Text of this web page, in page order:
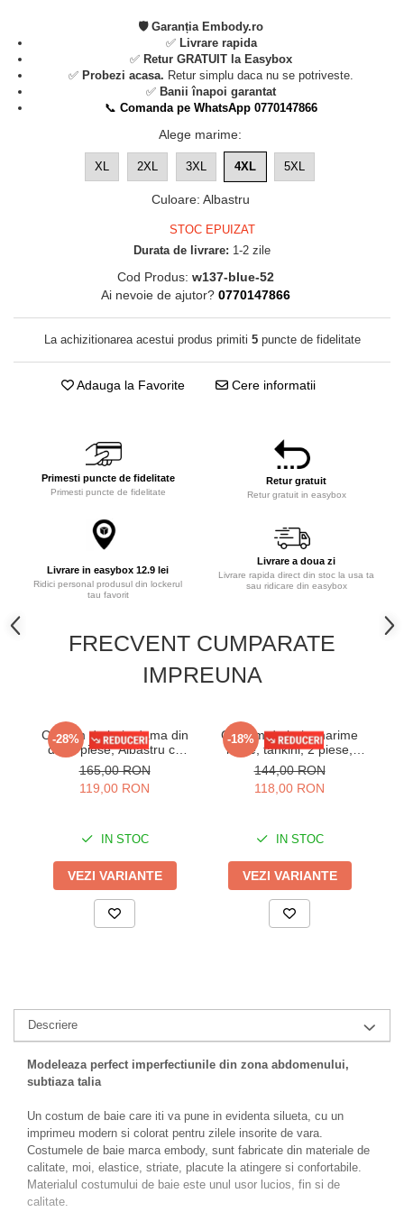
🛡️ Garanția Embody.ro
✅ Livrare rapida
✅ Retur GRATUIT la Easybox
✅ Probezi acasa. Retur simplu daca nu se potriveste.
✅ Banii înapoi garantat
📞 Comanda pe WhatsApp 0770147866
Alege marime:
XL 2XL 3XL 4XL 5XL
Culoare: Albastru
STOC EPUIZAT
Durata de livrare: 1-2 zile
Cod Produs: w137-blue-52
Ai nevoie de ajutor? 0770147866
La achizitionarea acestui produs primiti 5puncte de fidelitate
Adauga la Favorite Cere informatii
Primesti puncte de fidelitate
Primesti puncte de fidelitate
Retur gratuit
Retur gratuit in easybox
Livrare in easybox 12.9 lei
Ridici personal produsul din lockerul
tau favorit
Livrare a doua zi
Livrare rapida direct din stoc la usa ta
sau ridicare din easybox
FRECVENT CUMPARATE
IMPREUNA
-28%
Costum de baie dama din
doua piese, Albastru cu
imprimeu floral exotic, Slip
cu talie inalta si snururi
laterale
165,00 RON
119,00 RON
IN STOC
VEZI VARIANTE
-18%
Costum de baie marime
mare, tankini, 2 piese,
fusta si pantaloni scurti,
Splendor f2501
144,00 RON
118,00 RON
IN STOC
VEZI VARIANTE
Descriere
Modeleaza perfect imperfectiunile din zona abdomenului,
subtiaza talia
Un costum de baie care iti va pune in evidenta silueta, cu un
imprimeu modern si colorat pentru zilele insorite de vara.
Costumele de baie marca embody, sunt fabricate din materiale de
calitate, moi, elastice, striate, placute la atingere si confortabile.
Materialul costumului de baie este unul usor lucios, fin si de
calitate.